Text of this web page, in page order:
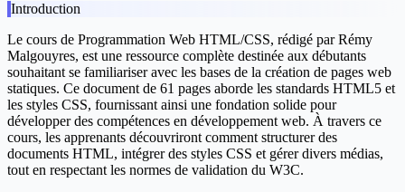
Introduction
Le cours de Programmation Web HTML/CSS, rédigé par Rémy
Malgouyres, est une ressource complète destinée aux débutants
souhaitant se familiariser avec les bases de la création de pages web
statiques. Ce document de 61 pages aborde les standards HTML5 et
les styles CSS, fournissant ainsi une fondation solide pour
développer des compétences en développement web. À travers ce
cours, les apprenants découvriront comment structurer des
documents HTML, intégrer des styles CSS et gérer divers médias,
tout en respectant les normes de validation du W3C.